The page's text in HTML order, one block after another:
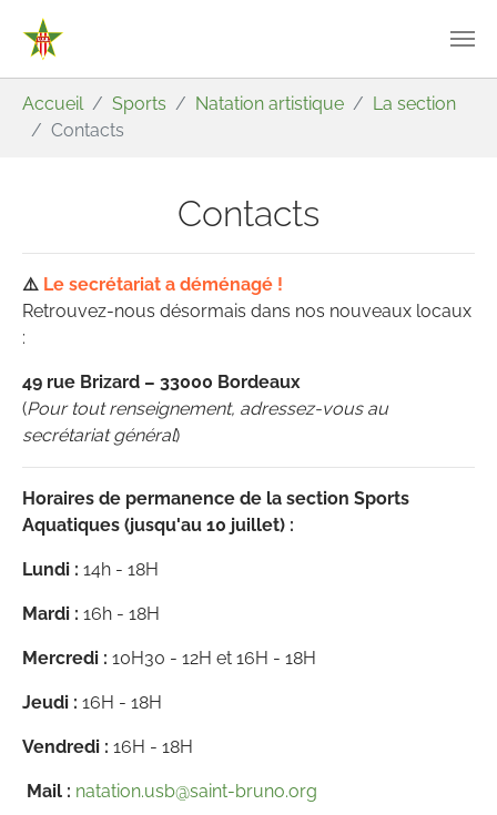
Accueil Sports Natation artistique
La section
Contacts
Contacts
⚠️ Le secrétariat a déménagé !
Retrouvez-nous désormais dans nos nouveaux locaux
:
49 rue Brizard – 33000 Bordeaux
(Pour tout renseignement, adressez-vous au
secrétariat général)
Horaires de permanence de la section Sports
Aquatiques (jusqu'au 10 juillet) :
Lundi : 14h - 18H
Mardi : 16h - 18H
Mercredi : 10H30 - 12H et 16H - 18H
Jeudi : 16H - 18H
Vendredi : 16H - 18H
Mail : natation.usb@saint-bruno.org